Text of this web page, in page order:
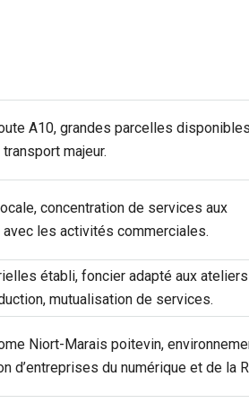
A10, grandes parcelles
majeur.
concentration de services aux
les activités commerciales.
établi, foncier adapté aux
mutualisation de services.
Niort-Marais poitevin,
d’entreprises du numérique et de la